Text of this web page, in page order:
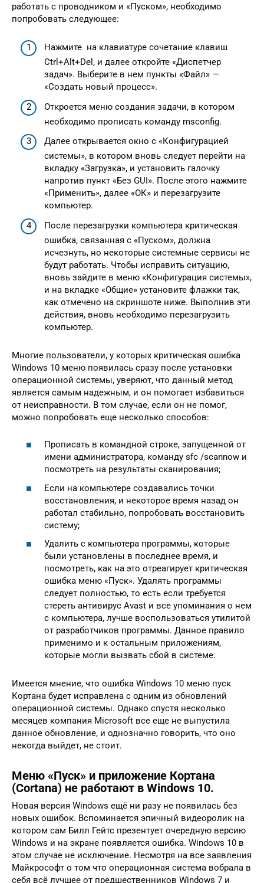
работать с проводником и «Пуском», необходимо
попробовать следующее:
Нажмите на клавиатуре сочетание клавиш
Ctrl+Alt+Del, и далее откройте «Диспетчер
задач». Выберите в нем пункты «Файл» —
«Создать новый процесс».
Откроется меню создания задачи, в котором
необходимо прописать команду msconfig.
Далее открывается окно с «Конфигурацией
системы», в котором вновь следует перейти на
вкладку «Загрузка», и установить галочку
напротив пункт «Без GUI». После этого нажмите
«Применить», далее «ОК» и перезагрузите
компьютер.
После перезагрузки компьютера критическая
ошибка, связанная с «Пуском», должна
исчезнуть, но некоторые системные сервисы не
будут работать. Чтобы исправить ситуацию,
вновь зайдите в меню «Конфигурация системы»,
и на вкладке «Общие» установите флажки так,
как отмечено на скриншоте ниже. Выполнив эти
действия, вновь необходимо перезагрузить
компьютер.
Многие пользователи, у которых критическая ошибка
Windows 10 меню появилась сразу после установки
операционной системы, уверяют, что данный метод
является самым надежным, и он помогает избавиться
от неисправности. В том случае, если он не помог,
можно попробовать еще несколько способов:
Прописать в командной строке, запущенной от
имени администратора, команду sfc /scannow и
посмотреть на результаты сканирования;
Если на компьютере создавались точки
восстановления, и некоторое время назад он
работал стабильно, попробовать восстановить
систему;
Удалить с компьютера программы, которые
были установлены в последнее время, и
посмотреть, как на это отреагирует критическая
ошибка меню «Пуск». Удалять программы
следует полностью, то есть если требуется
стереть антивирус Avast и все упоминания о нем
с компьютера, лучше воспользоваться утилитой
от разработчиков программы. Данное правило
применимо и к остальным приложениям,
которые могли вызвать сбой в системе.
Имеется мнение, что ошибка Windows 10 меню пуск
Кортана будет исправлена с одним из обновлений
операционной системы. Однако спустя несколько
месяцев компания Microsoft все еще не выпустила
данное обновление, и однозначно говорить, что оно
некогда выйдет, не стоит.
Меню «Пуск» и приложение Кортана
(Cortana) не работают в Windows 10.
Новая версия Windows ещё ни разу не появилась без
новых ошибок. Вспоминается эпичный видеоролик на
котором сам Билл Гейтс презентует очередную версию
Windows и на экране появляется ошибка. Windows 10 в
этом случае не исключение. Несмотря на все заявления
Майкрософт о том что операционная система вобрала в
себя всё лучшее от предшественников Windows 7 и